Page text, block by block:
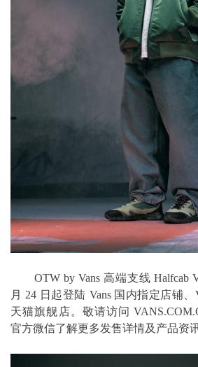
OTW by Vans 高端支线 Halfcab
月 24 日起登陆 Vans 国内指定店铺、
天猫旗舰店。敬请访问
官方微信了解更多发售详情及产品资讯